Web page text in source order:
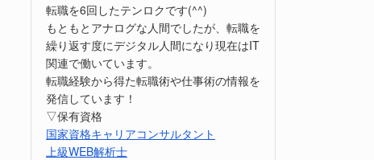
転職を6回したテンロクです(^^)
もともとアナログな人間でしたが、転職を
繰り返す度にデジタル人間になり現在はIT
関連で働いています。
転職経験から得た転職術や仕事術の情報を
発信しています！
▽保有資格
国家資格キャリアコンサルタント
上級WEB解析士